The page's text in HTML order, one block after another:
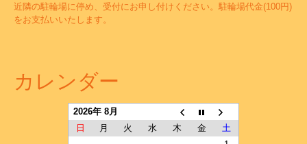
近隣の駐輪場に停め、受付にお申し付けください。駐輪場代金(100円)
をお支払いいたします。
カレンダー
2026年 8月
日
月 火 水 木 金
土